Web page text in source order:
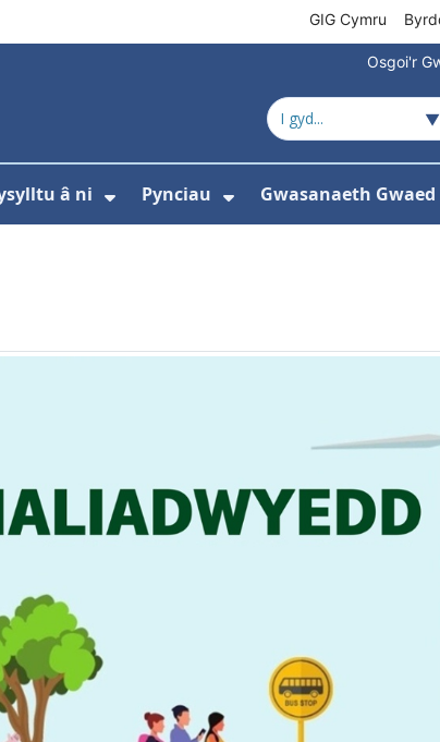
GIG Cymru
Osgoi'r
ar gyfer Amdanom ni
â ni Pynciau Gwasanaeth